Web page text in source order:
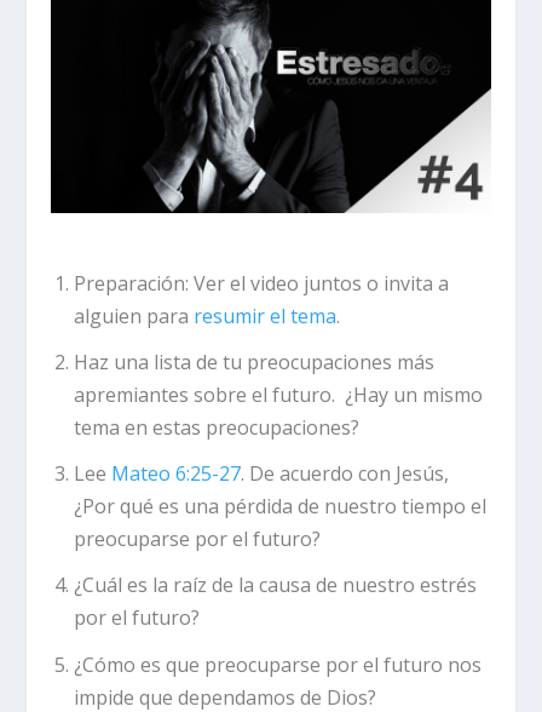
Preparación: Ver el video juntos o invita a
alguien para resumir el tema.
Haz una lista de tu preocupaciones más
apremiantes sobre el futuro. ¿Hay un mismo
tema en estas preocupaciones?
Lee Mateo 6:25-27. De acuerdo con Jesús,
¿Por qué es una pérdida de nuestro tiempo el
preocuparse por el futuro?
¿Cuál es la raíz de la causa de nuestro estrés
por el futuro?
¿Cómo es que preocuparse por el futuro nos
impide que dependamos de Dios?